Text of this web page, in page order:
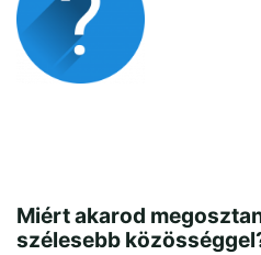
Miért akarod
szélesebb